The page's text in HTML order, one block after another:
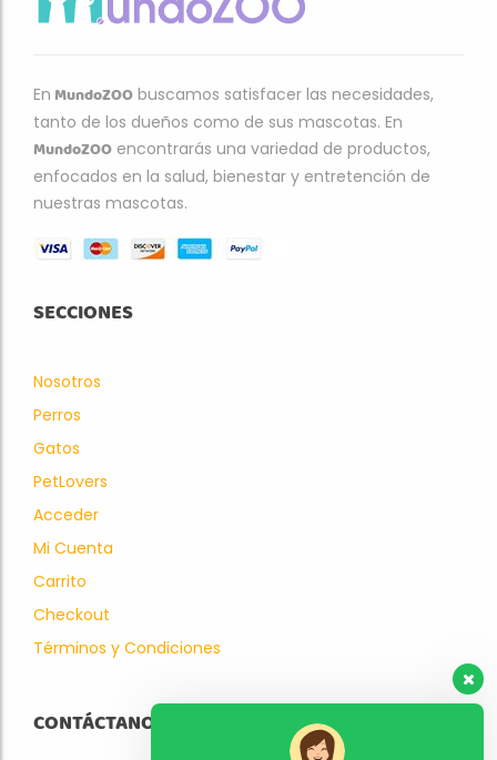
En MundoZOO buscamos satisfacer las necesidades,
tanto de los dueños como de sus mascotas. En
MundoZOO encontrarás una variedad de productos,
enfocados en la salud, bienestar y entretención de
nuestras mascotas.
SECCIONES
Nosotros
Perros
Gatos
PetLovers
Acceder
Mi Cuenta
Carrito
Checkout
Términos y Condiciones
CONTÁCTANOS